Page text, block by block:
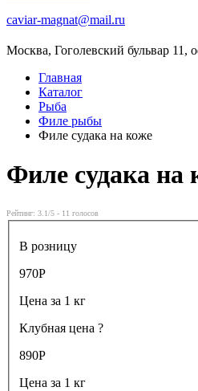
caviar-magnat@mail.ru
Москва, Гоголевский бульвар 11,
Главная
Каталог
Рыба
Филе рыбы
Филе судака на коже
Филе судака на
Рейтинг: 3.1/5 - 11 голосов
В розницу
970Р
Цена за 1 кг
Клубная цена ?
890Р
Цена за 1 кг